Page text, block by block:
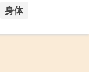
身体